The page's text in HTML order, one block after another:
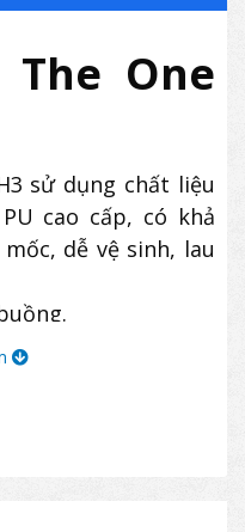
One
sử dụng chất liệu
cao cấp, có khả
dễ vệ sinh, lau
mở, có 2 đợt bên
cố định, sử dụng
có thiết kế sang